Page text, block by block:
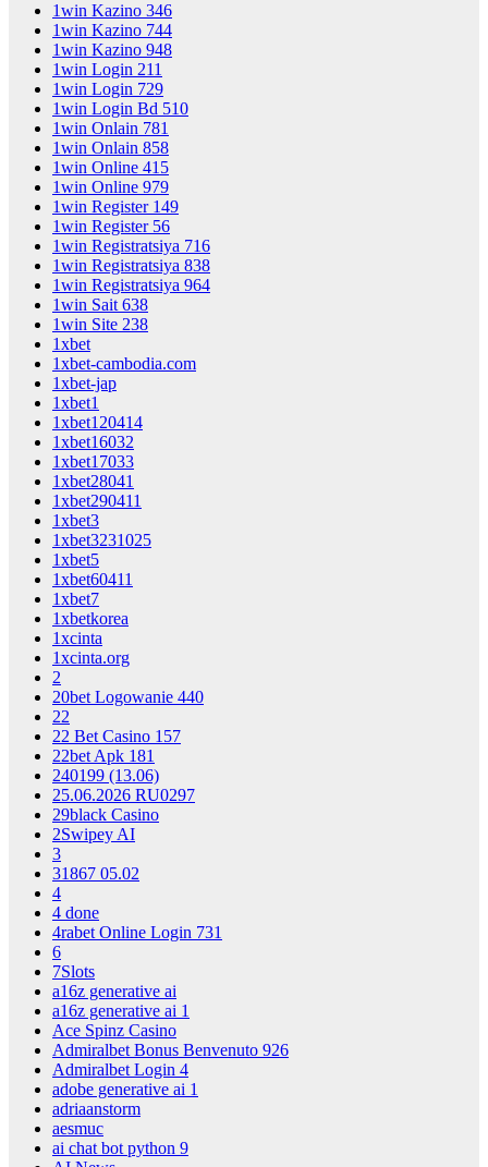
1win Kazino 346
1win Kazino 744
1win Kazino 948
1win Login 211
1win Login 729
1win Login Bd 510
1win Onlain 781
1win Onlain 858
1win Online 415
1win Online 979
1win Register 149
1win Register 56
1win Registratsiya 716
1win Registratsiya 838
1win Registratsiya 964
1win Sait 638
1win Site 238
1xbet
1xbet-cambodia.com
1xbet-jap
1xbet1
1xbet120414
1xbet16032
1xbet17033
1xbet28041
1xbet290411
1xbet3
1xbet3231025
1xbet5
1xbet60411
1xbet7
1xbetkorea
1xcinta
1xcinta.org
2
20bet Logowanie 440
22
22 Bet Casino 157
22bet Apk 181
240199 (13.06)
25.06.2026 RU0297
29black Casino
2Swipey AI
3
31867 05.02
4
4 done
4rabet Online Login 731
6
7Slots
a16z generative ai
a16z generative ai 1
Ace Spinz Casino
Admiralbet Bonus Benvenuto 926
Admiralbet Login 4
adobe generative ai 1
adriaanstorm
aesmuc
ai chat bot python 9